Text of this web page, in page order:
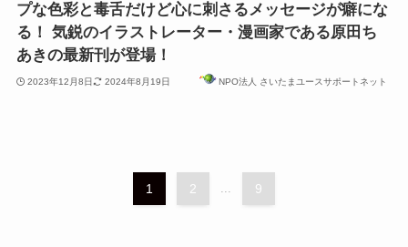
プな色彩と毒舌だけど心に刺さるメッセージが癖にな
る！ 気鋭のイラストレーター・漫画家である原田ち
あきの最新刊が登場！
2023年12月8日 2024年8月19日 NPO法人 さいたまユースサポートネット
1 2 ... 9